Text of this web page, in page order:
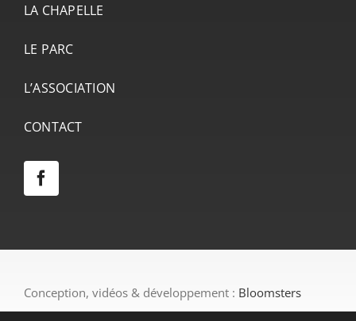
LA CHAPELLE
LE PARC
L’ASSOCIATION
CONTACT
Conception, vidéos & développement : Bloomsters